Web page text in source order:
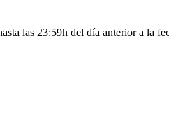
las 23:59h del día anterior a la